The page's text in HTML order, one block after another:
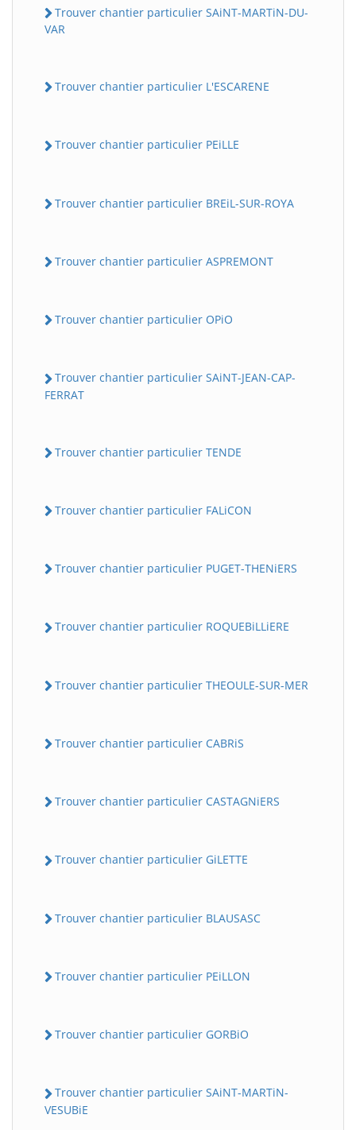
Trouver chantier particulier SAiNT-MARTiN-DU-
VAR
Trouver chantier particulier L'ESCARENE
Trouver chantier particulier PEiLLE
Trouver chantier particulier BREiL-SUR-ROYA
Trouver chantier particulier ASPREMONT
Trouver chantier particulier OPiO
Trouver chantier particulier SAiNT-JEAN-CAP-
FERRAT
Trouver chantier particulier TENDE
Trouver chantier particulier FALiCON
Trouver chantier particulier PUGET-THENiERS
Trouver chantier particulier ROQUEBiLLiERE
Trouver chantier particulier THEOULE-SUR-MER
Trouver chantier particulier CABRiS
Trouver chantier particulier CASTAGNiERS
Trouver chantier particulier GiLETTE
Trouver chantier particulier BLAUSASC
Trouver chantier particulier PEiLLON
Trouver chantier particulier GORBiO
Trouver chantier particulier SAiNT-MARTiN-
VESUBiE